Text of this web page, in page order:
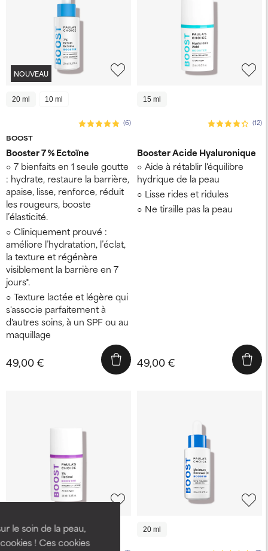
le soin de la peau,
! Ces cookies
NOUVEAU
20 ml 10 ml
BOOST
(6)
Booster 7 % Ectoïne
7 bienfaits en 1 seule goutte
: hydrate, restaure la barrière,
apaise, lisse, renforce, réduit
les rougeurs, booste
l’élasticité.
Cliniquement prouvé :
améliore l’hydratation, l’éclat,
la texture et régénère
visiblement la barrière en 7
jours*.
Texture lactée et légère qui
s'associe parfaitement à
d'autres soins, à un SPF ou au
maquillage
49,00 €
15 ml
(12)
Booster Acide Hyaluronique
Aide à rétablir l'équilibre
hydrique de la peau
Lisse rides et ridules
Ne tiraille pas la peau
49,00 €
15 ml 20 ml